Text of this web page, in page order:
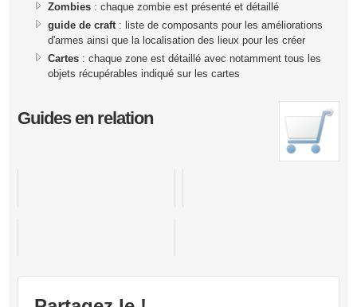
Zombies : chaque zombie est présenté et détaillé
guide de craft: liste de composants pour les améliorations
d'armes ainsi que la localisation des lieux pour les créer
Cartes : chaque zone est détaillé avec notamment tous les
objets récupérables indiqué sur les cartes
Guides en relation